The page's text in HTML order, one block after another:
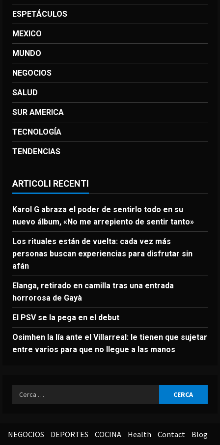
ESPETÁCULOS
MEXICO
MUNDO
NEGOCIOS
SALUD
SUR AMERICA
TECNOLOGÍA
TENDENCIAS
ARTICOLI RECENTI
Karol G abraza el poder de sentirlo todo en su
nuevo álbum, «No me arrepiento de sentir tanto»
Los rituales están de vuelta: cada vez más
personas buscan experiencias para disfrutar sin
afán
Elanga, retirado en camilla tras una entrada
horrorosa de Gayà
El PSV se la pega en el debut
Osimhen la lía ante el Villarreal: le tienen que sujetar
entre varios para que no llegue a las manos
Ricerca
per:
NEGOCIOS DEPORTES COCINA Health Contact Blog